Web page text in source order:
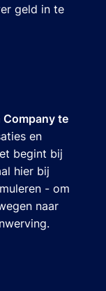
geld in te
Company te
en
begint bij
hier bij
- om
naar